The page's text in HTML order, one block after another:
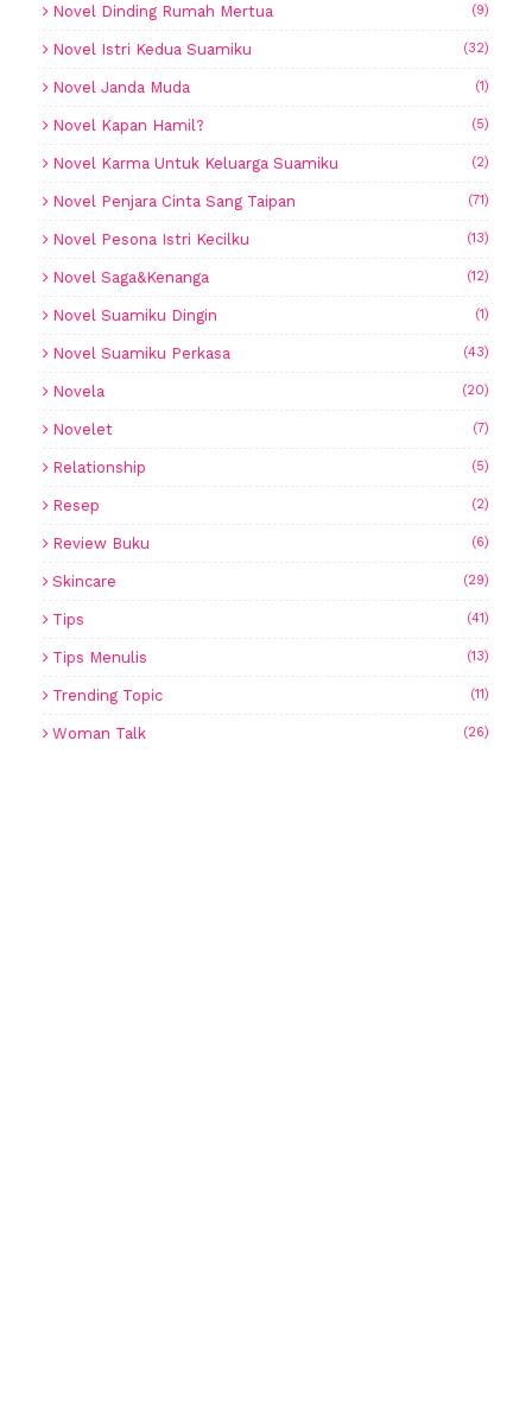
Novel Dinding Rumah Mertua (9)
Novel Istri Kedua Suamiku (32)
Novel Janda Muda (1)
Novel Kapan Hamil? (5)
Novel Karma Untuk Keluarga Suamiku (2)
Novel Penjara Cinta Sang Taipan (71)
Novel Pesona Istri Kecilku (13)
Novel Saga&Kenanga (12)
Novel Suamiku Dingin (1)
Novel Suamiku Perkasa (43)
Novela (20)
Novelet (7)
Relationship (5)
Resep (2)
Review Buku (6)
Skincare (29)
Tips (41)
Tips Menulis (13)
Trending Topic (11)
Woman Talk (26)